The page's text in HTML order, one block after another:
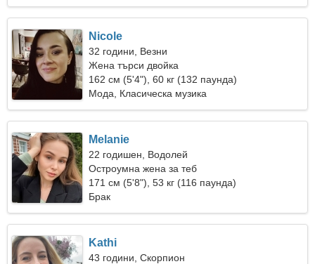
Nicole
32 години, Везни
Жена търси двойка
162 см (5'4"), 60 кг (132 паунда)
Мода, Класическа музика
Melanie
22 годишен, Водолей
Остроумна жена за теб
171 см (5'8"), 53 кг (116 паунда)
Брак
Kathi
43 години, Скорпион